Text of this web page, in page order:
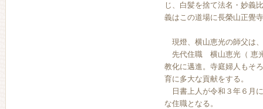
じ、白髪を捨て法名・妙義
義はこの道場に長榮山正覺
現燈、横山恵光の師父は
先代住職 横山恵光（ 恵光
教化に邁進。寺庭婦人もそ
育に多大な貢献をする。
日書上人が令和３年６月
な住職となる。